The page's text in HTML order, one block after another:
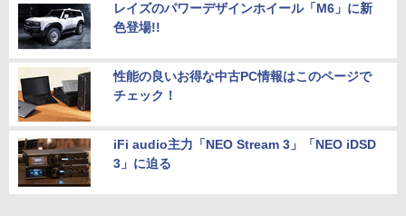
レイズのパワーデザインホイール「M6」に新
色登場!!
性能の良いお得な中古PC情報はこのページで
チェック！
iFi audio主力「NEO Stream 3」「NEO iDSD
3」に迫る